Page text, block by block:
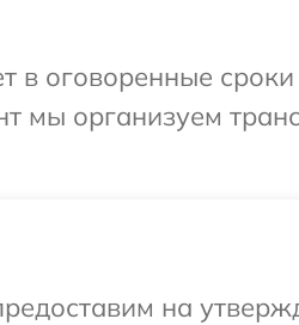
оговоренные
мы организуем
на